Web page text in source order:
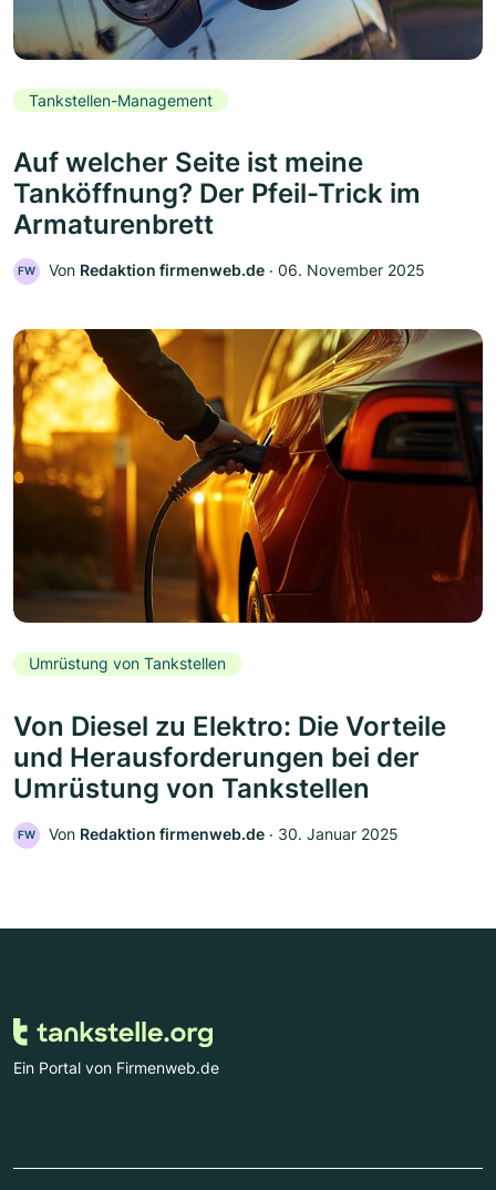
Tankstellen-Management
Auf welcher Seite ist meine
Tanköffnung? Der Pfeil-Trick im
Armaturenbrett
FW Von Redaktion firmenweb.de ‧ 06. November 2025
Umrüstung von Tankstellen
Von Diesel zu Elektro: Die Vorteile
und Herausforderungen bei der
Umrüstung von Tankstellen
FW Von Redaktion firmenweb.de ‧ 30. Januar 2025
Ein Portal von Firmenweb.de